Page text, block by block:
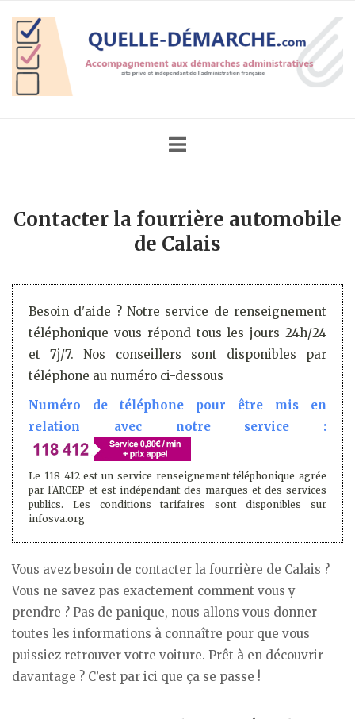
content
Home
Contacter la fourrière automobile
de Calais
Besoin d'aide ? Notre service de renseignement
téléphonique vous répond tous les jours 24h/24
et 7j/7. Nos conseillers sont disponibles par
téléphone au numéro ci-dessous
Numéro de téléphone pour être mis en
relation avec notre service :
Le 118 412 est un service renseignement téléphonique agrée
par l'ARCEP et est indépendant des marques et des services
publics. Les conditions tarifaires sont disponibles sur
infosva.org
Vous avez besoin de contacter la fourrière de Calais ?
Vous ne savez pas exactement comment vous y
prendre ? Pas de panique, nous allons vous donner
toutes les informations à connaître pour que vous
puissiez retrouver votre voiture. Prêt à en découvrir
davantage ? C’est par ici que ça se passe !